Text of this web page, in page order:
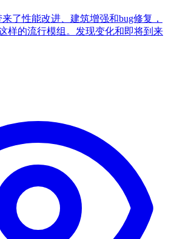
了性能改进、建筑增强和bug修复，
样的流行模组。发现变化和即将到来